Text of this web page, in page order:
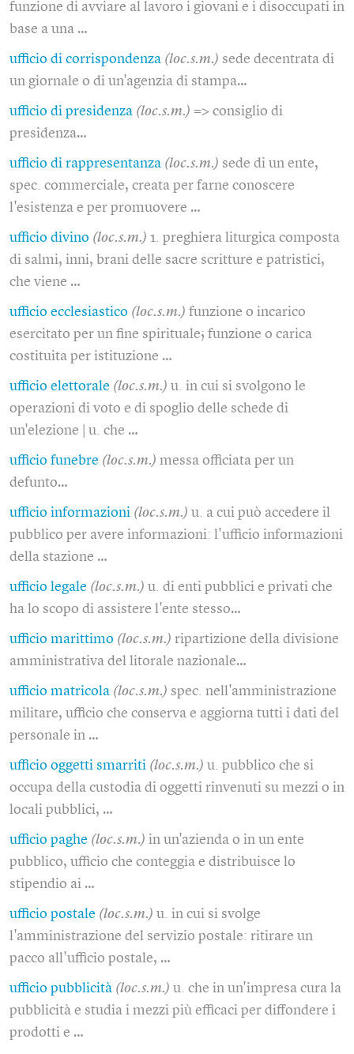
funzione di avviare al lavoro i giovani e i disoccupati in
base a una …
ufficio di corrispondenza (loc.s.m.) sede decentrata di
un giornale o di un'agenzia di stampa…
ufficio di presidenza (loc.s.m.) => consiglio di
presidenza…
ufficio di rappresentanza (loc.s.m.) sede di un ente,
spec. commerciale, creata per farne conoscere
l'esistenza e per promuovere …
ufficio divino (loc.s.m.) 1. preghiera liturgica composta
di salmi, inni, brani delle sacre scritture e patristici,
che viene …
ufficio ecclesiastico (loc.s.m.) funzione o incarico
esercitato per un fine spirituale; funzione o carica
costituita per istituzione …
ufficio elettorale (loc.s.m.) u. in cui si svolgono le
operazioni di voto e di spoglio delle schede di
un'elezione | u. che …
ufficio funebre (loc.s.m.) messa officiata per un
defunto…
ufficio informazioni (loc.s.m.) u. a cui può accedere il
pubblico per avere informazioni: l'ufficio informazioni
della stazione …
ufficio legale (loc.s.m.) u. di enti pubblici e privati che
ha lo scopo di assistere l'ente stesso…
ufficio marittimo (loc.s.m.) ripartizione della divisione
amministrativa del litorale nazionale…
ufficio matricola (loc.s.m.) spec. nell'amministrazione
militare, ufficio che conserva e aggiorna tutti i dati del
personale in …
ufficio oggetti smarriti (loc.s.m.) u. pubblico che si
occupa della custodia di oggetti rinvenuti su mezzi o in
locali pubblici, …
ufficio paghe (loc.s.m.) in un'azienda o in un ente
pubblico, ufficio che conteggia e distribuisce lo
stipendio ai …
ufficio postale (loc.s.m.) u. in cui si svolge
l'amministrazione del servizio postale: ritirare un
pacco all'ufficio postale, …
ufficio pubblicità (loc.s.m.) u. che in un'impresa cura la
pubblicità e studia i mezzi più efficaci per diffondere i
prodotti e …